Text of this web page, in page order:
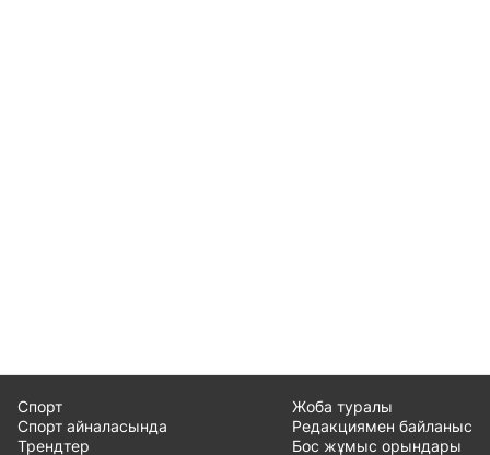
Спорт
Спорт айналасында
Трендтер
Жоба туралы
Редакциямен байланыс
Бос жұмыс орындары